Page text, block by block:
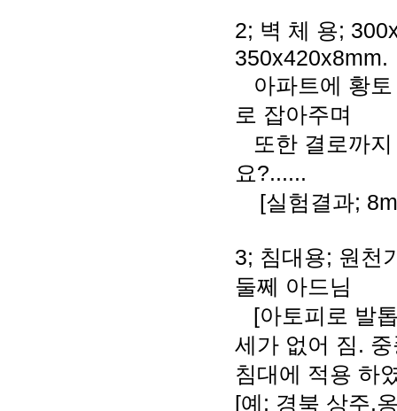
2; 벽 체 용;
350x420x8mm.
아파트에 황토
로 잡아주며
또한 결로까지
요?......
[실험결과;
3; 침대용; 원천
둘쩨 아드님
[아토피로 발
세가 없어 짐.
침대에 적용 하
[예; 경북 상주.